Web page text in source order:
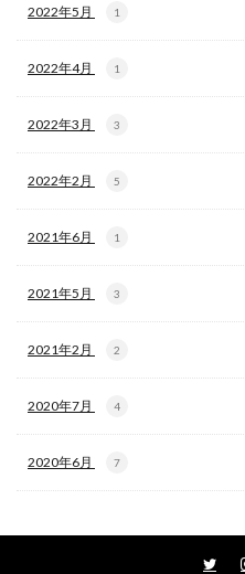
2022年5月 1
2022年4月 1
2022年3月 3
2022年2月 5
2021年6月 1
2021年5月 3
2021年2月 2
2020年7月 4
2020年6月 7